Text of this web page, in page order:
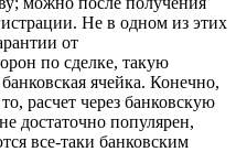
Не в одном из этих
от
по сделке, такую
ячейка. Конечно,
расчет через банковскую
достаточно популярен,
все-таки банковским